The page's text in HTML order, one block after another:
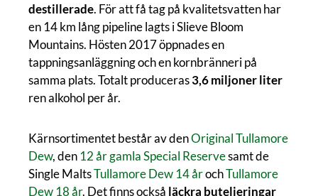
destillerade. För att få tag på kvalitetsvatten har
en 14 km lång pipeline lagts i Slieve Bloom
Mountains. Hösten 2017 öppnades en
tappningsanläggning och en kornbränneri på
samma plats. Totalt produceras3,6 miljoner liter
ren alkohol per år.
Kärnsortimentet består av denOriginal Tullamore
Dew, den12 år gamla Special Reservesamt de
Single MaltsTullamore Dew 14 årochTullamore
Dew 18 år. Det finns också läckra buteljeringar